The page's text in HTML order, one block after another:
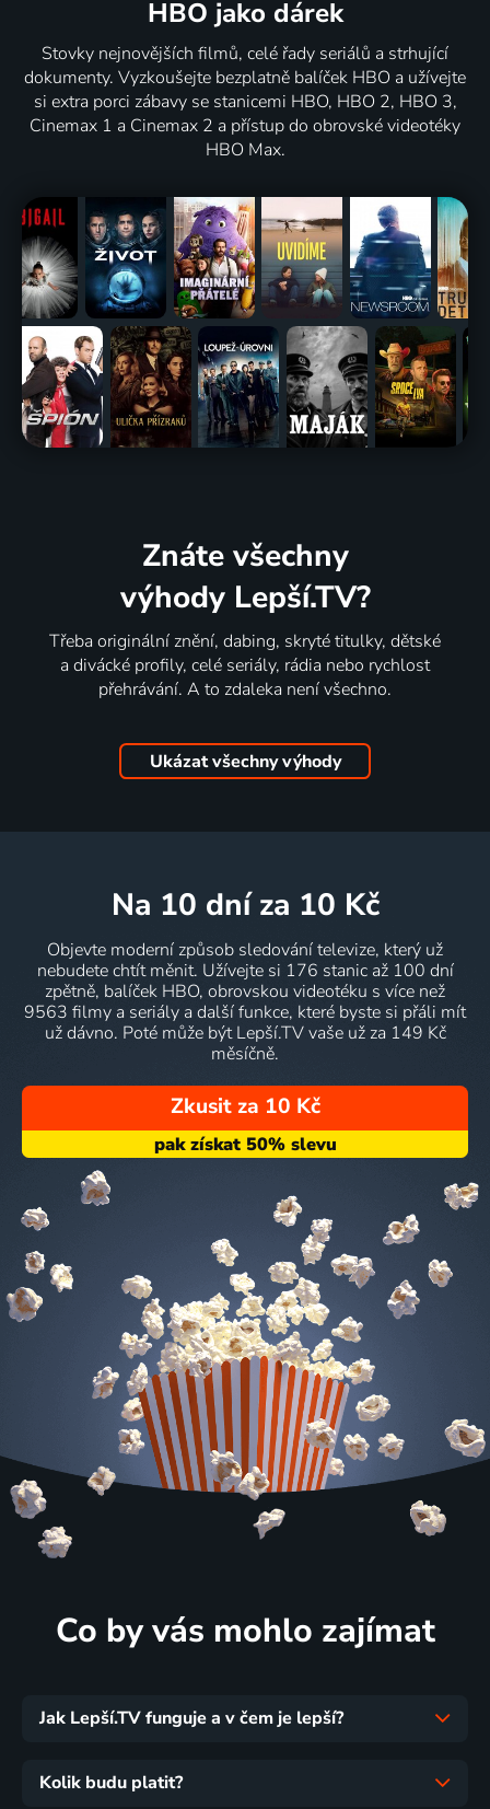
HBO jako dárek
Stovky nejnovějších filmů, celé řady seriálů a strhující
dokumenty. Vyzkoušejte bezplatně balíček HBO a užívejte
si extra porci zábavy se stanicemi HBO, HBO 2, HBO 3,
Cinemax 1 a Cinemax 2 a přístup do obrovské videotéky
HBO Max.
Znáte všechny
výhody Lepší.TV?
Třeba originální znění, dabing, skryté titulky, dětské
a divácké profily, celé seriály, rádia nebo rychlost
přehrávání. A to zdaleka není všechno.
Ukázat všechny výhody
na 10 dní za 10 Kč
Objevte moderní způsob sledování televize, který už
nebudete chtít měnit. Užívejte si 176 stanic až 100 dní
zpětně, balíček HBO, obrovskou videotéku s více než
9563 filmy a seriály a další funkce, které byste si přáli mít
už dávno. Poté může být Lepší.TV vaše už za 149 Kč
měsíčně.
Zkusit za 10 Kč
Co by vás mohlo zajímat
Jak Lepší.TV funguje a v čem je lepší?
Kolik budu platit?